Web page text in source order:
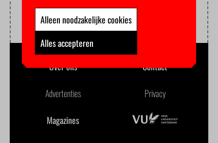
Over ons Contact
Advertenties Privacy
Magazines
Alleen noodzakelijke cookies
Alles accepteren